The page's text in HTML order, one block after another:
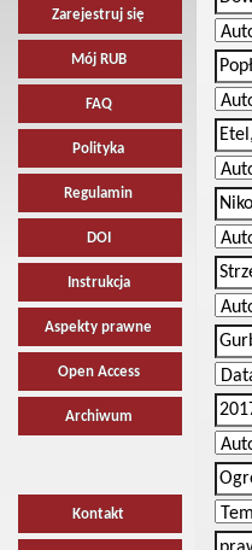
Zarejestruj się
Mój RUB
FAQ
Polityka
Regulamin
DOI
Instrukcja
Aspekty prawne
Open Access
Archiwum
Kontakt